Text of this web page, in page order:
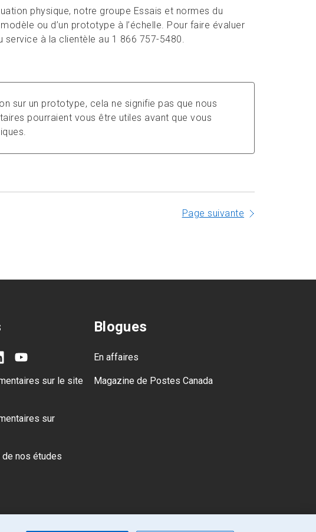
physique, notre groupe Essais et normes du
ou d’un prototype à l’échelle. Pour faire évaluer
à la clientèle au 1 866 757-5480.
sur un prototype, cela ne signifie pas que nous
pourraient vous être utiles avant que vous
Page suivante
sur le site
sur
de nos études
Blogues
En affaires
Magazine de Postes Canada